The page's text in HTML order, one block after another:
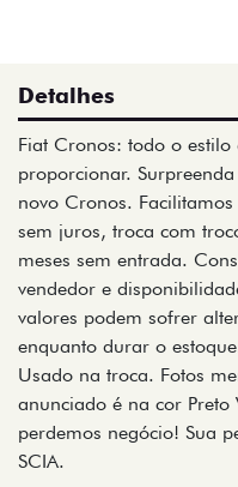
Detalhes
Fiat Cronos: todo o
proporcionar.
novo Cronos.
sem juros, troca com
meses sem entrada.
vendedor e
valores podem sofrer
enquanto durar o
Usado na troca. Fotos
anunciado é na cor
perdemos negócio! Sua
SCIA.